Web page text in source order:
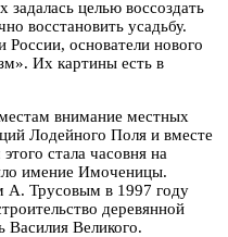
целью воссоздать
восстановить усадьбу.
основатели нового
Их картины есть в
внимание местных
Лодейного Поля и вместе
стала часовня на
имение Имоченицы.
А. Трусовым в 1997 году
деревянной
Василия Великого.